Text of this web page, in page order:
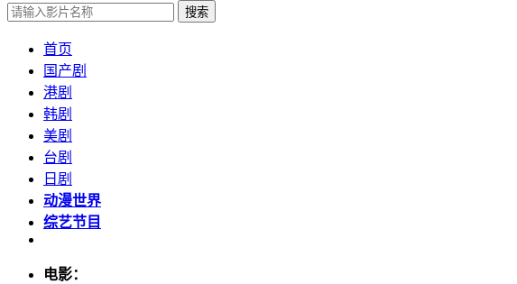
搜索
首页
国产剧
港剧
韩剧
美剧
台剧
日剧
动漫世界
综艺节目
电影：